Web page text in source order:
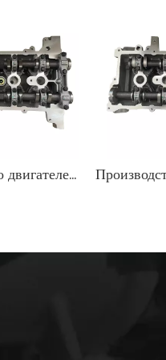
Производство двигателей K4M в сборе с головкой блока цилиндров для Renault